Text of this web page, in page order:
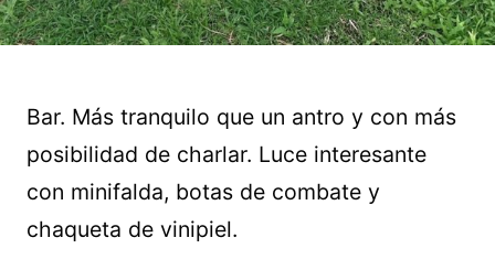
Bar. Más tranquilo que un antro y con más
posibilidad de charlar. Luce interesante
con minifalda, botas de combate y
chaqueta de vinipiel.